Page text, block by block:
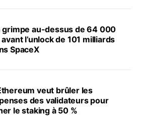
grimpe au-dessus de 64 000
l’unlock de 101 milliards
SpaceX
veut brûler les
des validateurs pour
le staking à 50 %